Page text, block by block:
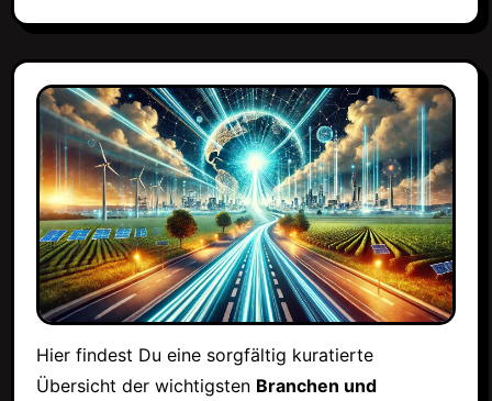
Hier findest Du eine sorgfältig kuratierte
Übersicht der wichtigsten Branchen und